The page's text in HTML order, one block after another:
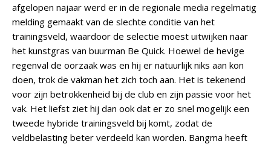
afgelopen najaar werd er in de regionale media regelmatig
melding gemaakt van de slechte conditie van het
trainingsveld, waardoor de selectie moest uitwijken naar
het kunstgras van buurman Be Quick. Hoewel de hevige
regenval de oorzaak was en hij er natuurlijk niks aan kon
doen, trok de vakman het zich toch aan. Het is tekenend
voor zijn betrokkenheid bij de club en zijn passie voor het
vak. Het liefst ziet hij dan ook dat er zo snel mogelijk een
tweede hybride trainingsveld bij komt, zodat de
veldbelasting beter verdeeld kan worden. Bangma heeft